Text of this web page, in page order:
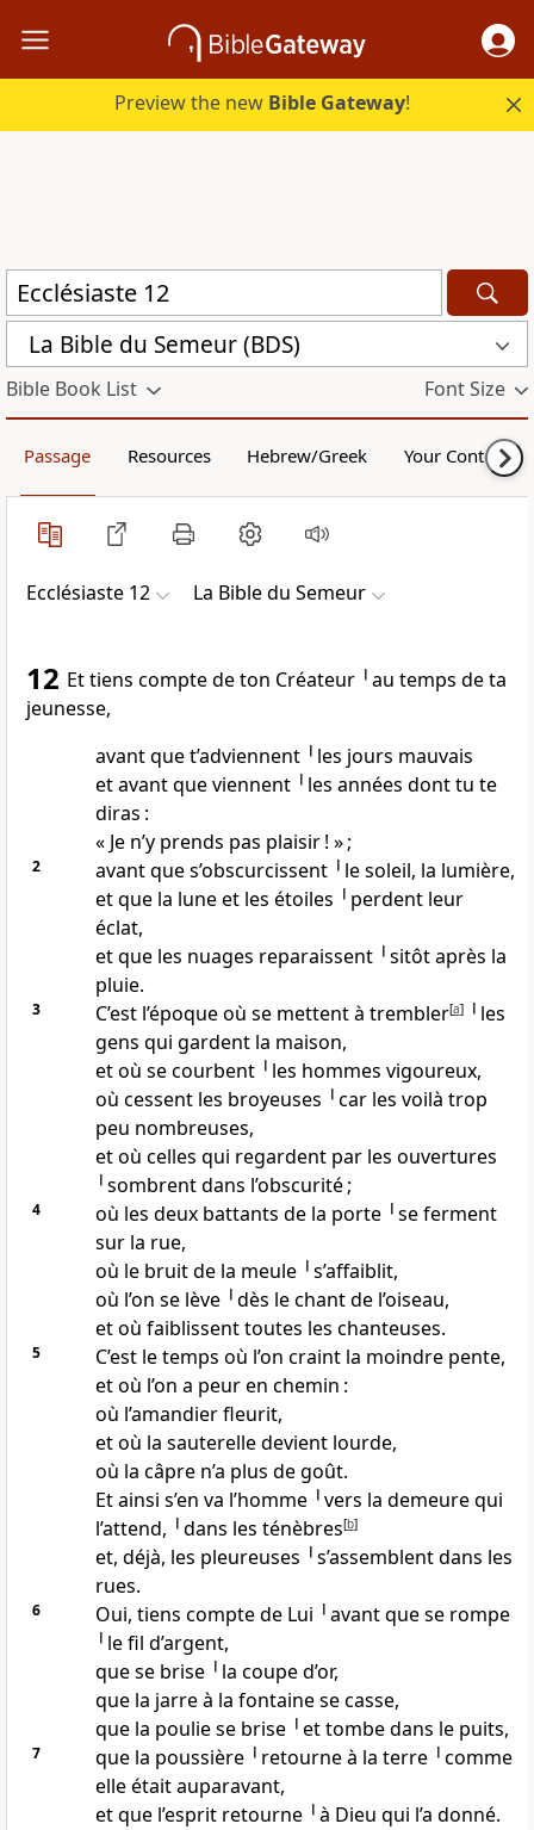
Preview the new Bible Gateway!
La Bible du Semeur (BDS)
Bible Book List Font Size
Passage Resources Hebrew/Greek Your Content
Ecclésiaste 12 La Bible du Semeur
12 Et tiens compte de ton Créateur ╵au temps de ta
jeunesse,
avant que t’adviennent ╵les jours mauvais
et avant que viennent ╵les années dont tu te
diras :
« Je n’y prends pas plaisir ! » ;
2
avant que s’obscurcissent ╵le soleil, la lumière,
et que la lune et les étoiles ╵perdent leur
éclat,
et que les nuages reparaissent ╵sitôt après la
pluie.
3 C’est l’époque où se mettent à trembler[a]╵les
gens qui gardent la maison,
et où se courbent ╵les hommes vigoureux,
où cessent les broyeuses ╵car les voilà trop
peu nombreuses,
et où celles qui regardent par les ouvertures
╵sombrent dans l’obscurité ;
4
où les deux battants de la porte ╵se ferment
sur la rue,
où le bruit de la meule ╵s’affaiblit,
où l’on se lève ╵dès le chant de l’oiseau,
et où faiblissent toutes les chanteuses.
5
C’est le temps où l’on craint la moindre pente,
et où l’on a peur en chemin :
où l’amandier fleurit,
et où la sauterelle devient lourde,
où la câpre n’a plus de goût.
Et ainsi s’en va l’homme ╵vers la demeure qui
l’attend, ╵dans les ténèbres[b]
et, déjà, les pleureuses ╵s’assemblent dans les
rues.
6
Oui, tiens compte de Lui ╵avant que se rompe
╵le fil d’argent,
que se brise ╵la coupe d’or,
que la jarre à la fontaine se casse,
que la poulie se brise ╵et tombe dans le puits,
7
que la poussière ╵retourne à la terre ╵comme
elle était auparavant,
et que l’esprit retourne ╵à Dieu qui l’a donné.